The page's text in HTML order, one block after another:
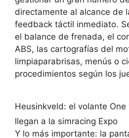
directamente al alcance de
feedback táctil inmediato.
el balance de frenada, el
ABS, las cartografías del
limpiaparabrisas, menús o
procedimientos según los
Heusinkveld: el volante
llegan a la simracing Expo
Y lo más importante: la